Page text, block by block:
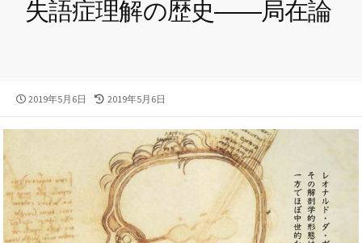
失語症理解の歴史――局在論
公
日
2019年5月6日
最
更
日
2019年5月6日